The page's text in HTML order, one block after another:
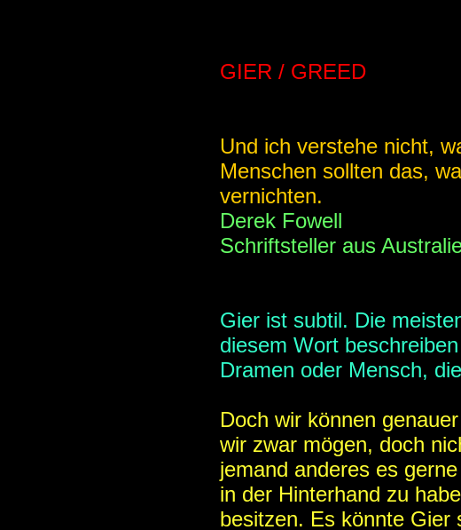
GIER / GREED
Und ich verstehe nicht,
Menschen sollten das,
vernichten.
Derek Fowell
Schriftsteller aus
Gier ist subtil. Die
diesem Wort
Dramen oder Mensch,
Doch wir können
wir zwar mögen, doch
jemand anderes es
in der Hinterhand zu
besitzen. Es könnte Gier